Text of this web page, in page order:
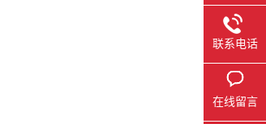
联系电话
在线留言